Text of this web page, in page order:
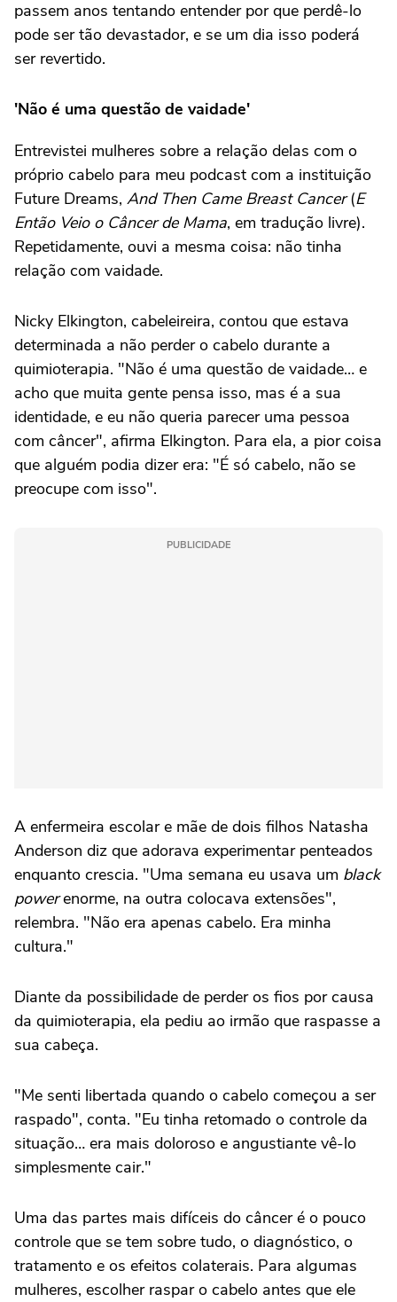
passem anos tentando entender por que perdê-lo
pode ser tão devastador, e se um dia isso poderá
ser revertido.
'Não é uma questão de vaidade'
Entrevistei mulheres sobre a relação delas com o
próprio cabelo para meu podcast com a instituição
Future Dreams, And Then Came Breast Cancer(E
Então Veio o Câncer de Mama, em tradução livre).
Repetidamente, ouvi a mesma coisa: não tinha
relação com vaidade.
Nicky Elkington, cabeleireira, contou que estava
determinada a não perder o cabelo durante a
quimioterapia. "Não é uma questão de vaidade… e
acho que muita gente pensa isso, mas é a sua
identidade, e eu não queria parecer uma pessoa
com câncer", afirma Elkington. Para ela, a pior coisa
que alguém podia dizer era: "É só cabelo, não se
preocupe com isso".
PUBLICIDADE
A enfermeira escolar e mãe de dois filhos Natasha
Anderson diz que adorava experimentar penteados
enquanto crescia. "Uma semana eu usava um black
powerenorme, na outra colocava extensões",
relembra. "Não era apenas cabelo. Era minha
cultura."
Diante da possibilidade de perder os fios por causa
da quimioterapia, ela pediu ao irmão que raspasse a
sua cabeça.
"Me senti libertada quando o cabelo começou a ser
raspado", conta. "Eu tinha retomado o controle da
situação… era mais doloroso e angustiante vê-lo
simplesmente cair."
Uma das partes mais difíceis do câncer é o pouco
controle que se tem sobre tudo, o diagnóstico, o
tratamento e os efeitos colaterais. Para algumas
mulheres, escolher raspar o cabelo antes que ele